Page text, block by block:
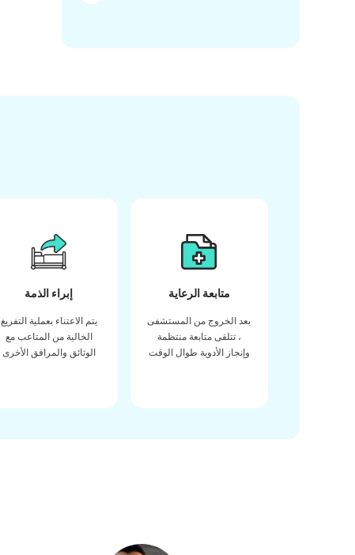
إبراء الذمة
يتم الاعتناء بعملية التفريغ
الخالية من المتاعب مع
الوثائق والمرافق الأخرى
متابعة الرعاية
بعد الخروج من المستشفى
، تتلقى متابعة منتظمة
وإنجاز الأدوية طوال الوقت